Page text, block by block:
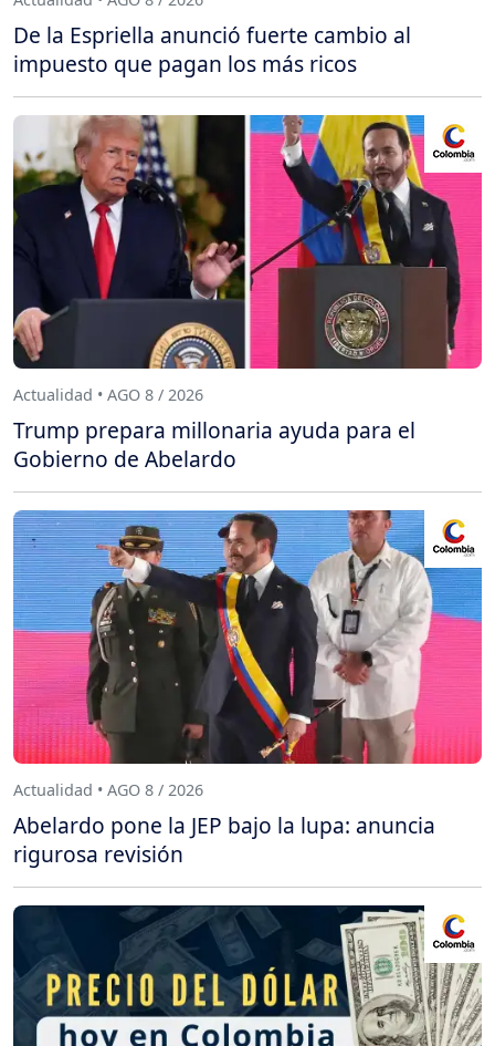
De la Espriella anunció fuerte cambio al
impuesto que pagan los más ricos
Actualidad • AGO 8 / 2026
Trump prepara millonaria ayuda para el
Gobierno de Abelardo
Actualidad • AGO 8 / 2026
Abelardo pone la JEP bajo la lupa: anuncia
rigurosa revisión